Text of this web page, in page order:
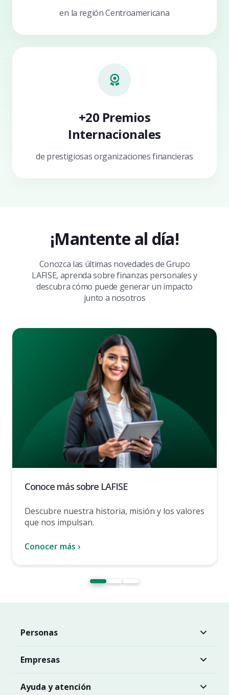
en la región Centroamericana
+20 Premios
Internacionales
de prestigiosas organizaciones financieras
¡Mantente al día!
Conozca las últimas novedades de Grupo
LAFISE, aprenda sobre finanzas personales y
descubra cómo puede generar un impacto
junto a nosotros
Conoce más sobre LAFISE
Descubre nuestra historia, misión y los valores
que nos impulsan.
Conocer más ›
Personas
Empresas
Ayuda y atención